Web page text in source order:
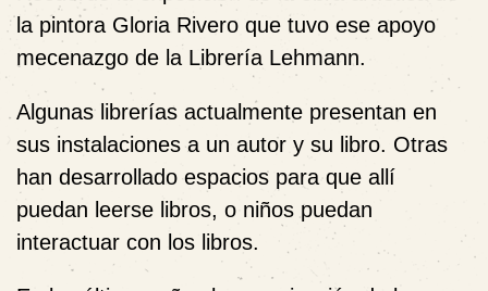
la pintora Gloria Rivero que tuvo ese apoyo
mecenazgo de la Librería Lehmann.
Algunas librerías actualmente presentan en
sus instalaciones a un autor y su libro. Otras
han desarrollado espacios para que allí
puedan leerse libros, o niños puedan
interactuar con los libros.